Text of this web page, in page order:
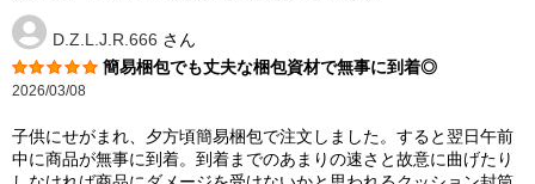
D.Z.L.J.R.666 さん
簡易梱包でも丈夫な梱包資材で無事に到着◎
2026/03/08
子供にせがまれ、夕方頃簡易梱包で注文しました。すると翌日午前
中に商品が無事に到着。到着までのあまりの速さと故意に曲げたり